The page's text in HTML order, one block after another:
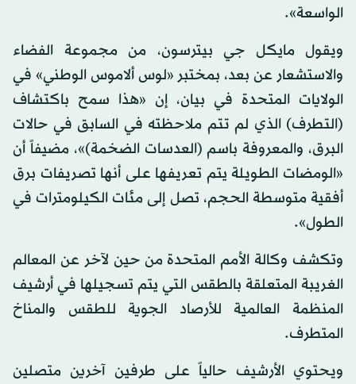
الواسعة».
ويقول مايكل جي بيترسون، من مجموعة الفضاء
والاستشعار عن بعد، بمختبر «لوس ألاموس الوطني» في
الولايات المتحدة في بيان، إن «هذا سمح باكتشاف
(التطرف) الذي لم تتم ملاحظته في السابق في حالات
البرق، والمعروفة باسم (العدسات الضخمة)»، مضيفاً أن
«الومضات الطويلة يتم تعريفها على أنها تصريفات برق
أفقية متوسطة الحجم، تصل إلى مئات الكيلومترات في
الطول».
وتكشف وكالة الأمم المتحدة من حين لآخر عن المعالم
الغريبة المتعلقة بالطقس التي يتم تسجيلها في أرشيف
المنظمة العالمية للأرصاد الجوية للطقس والمناخ
المتطرف.
ويحتوي الأرشيف حالياً على طرفين آخرين متصلين